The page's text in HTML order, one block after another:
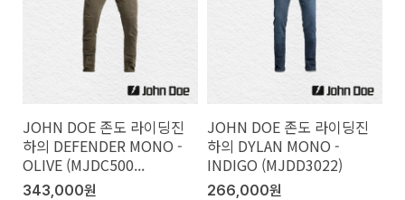
JOHN DOE 존도 라이딩진
하의 DEFENDER MONO -
OLIVE (MJDC500...
343,000원
JOHN DOE 존도 라이딩진
하의 DYLAN MONO -
INDIGO (MJDD3022)
266,000원